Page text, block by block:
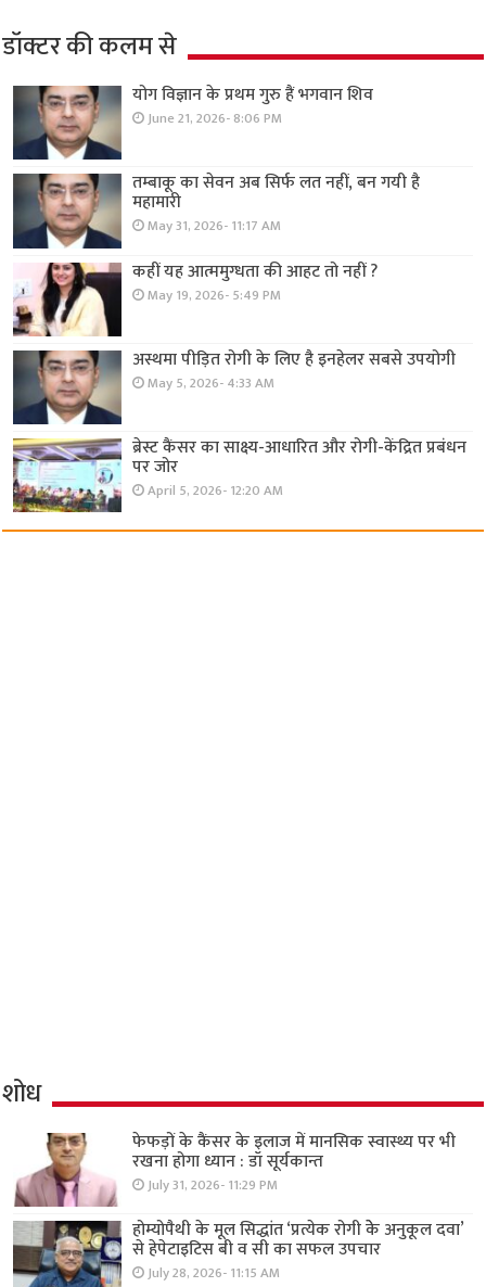
डॉक्टर की कलम से
योग विज्ञान के प्रथम गुरु हैं भगवान शिव
June 21, 2026- 8:06 PM
तम्बाकू का सेवन अब सिर्फ लत नहीं, बन गयी है
महामारी
May 31, 2026- 11:17 AM
कहीं यह आत्ममुग्धता की आहट तो नहीं ?
May 19, 2026- 5:49 PM
अस्थमा पीड़ित रोगी के लिए है इनहेलर सबसे उपयोगी
May 5, 2026- 4:33 AM
ब्रेस्ट कैंसर का साक्ष्य-आधारित और रोगी-केंद्रित प्रबंधन
पर जोर
April 5, 2026- 12:20 AM
शोध
फेफड़ों के कैंसर के इलाज में मानसिक स्वास्थ्य पर भी
रखना होगा ध्यान : डॉ सूर्यकान्त
July 31, 2026- 11:29 PM
होम्योपैथी के मूल सिद्धांत ‘प्रत्येक रोगी केे अनुकूल दवा’
से हेपेटाइटिस बी व सी का सफल उपचार
July 28, 2026- 11:15 AM